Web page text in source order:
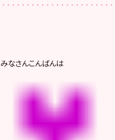
みなさんこんばんは